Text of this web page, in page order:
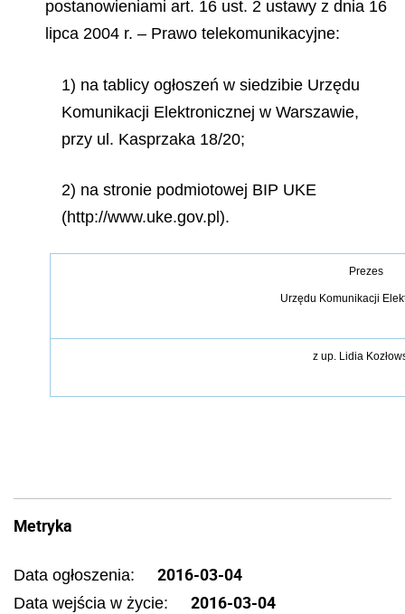
postanowieniami art. 16 ust. 2 ustawy z dnia 16
lipca 2004 r. – Prawo telekomunikacyjne:
1) na tablicy ogłoszeń w siedzibie Urzędu
Komunikacji Elektronicznej w Warszawie,
przy ul. Kasprzaka 18/20;
2) na stronie podmiotowej BIP UKE
(http://www.uke.gov.pl).
Prezes
Urzędu Komunikacji
z up. Lidia
Metryka
Data ogłoszenia: 2016-03-04
Data wejścia w życie: 2016-03-04